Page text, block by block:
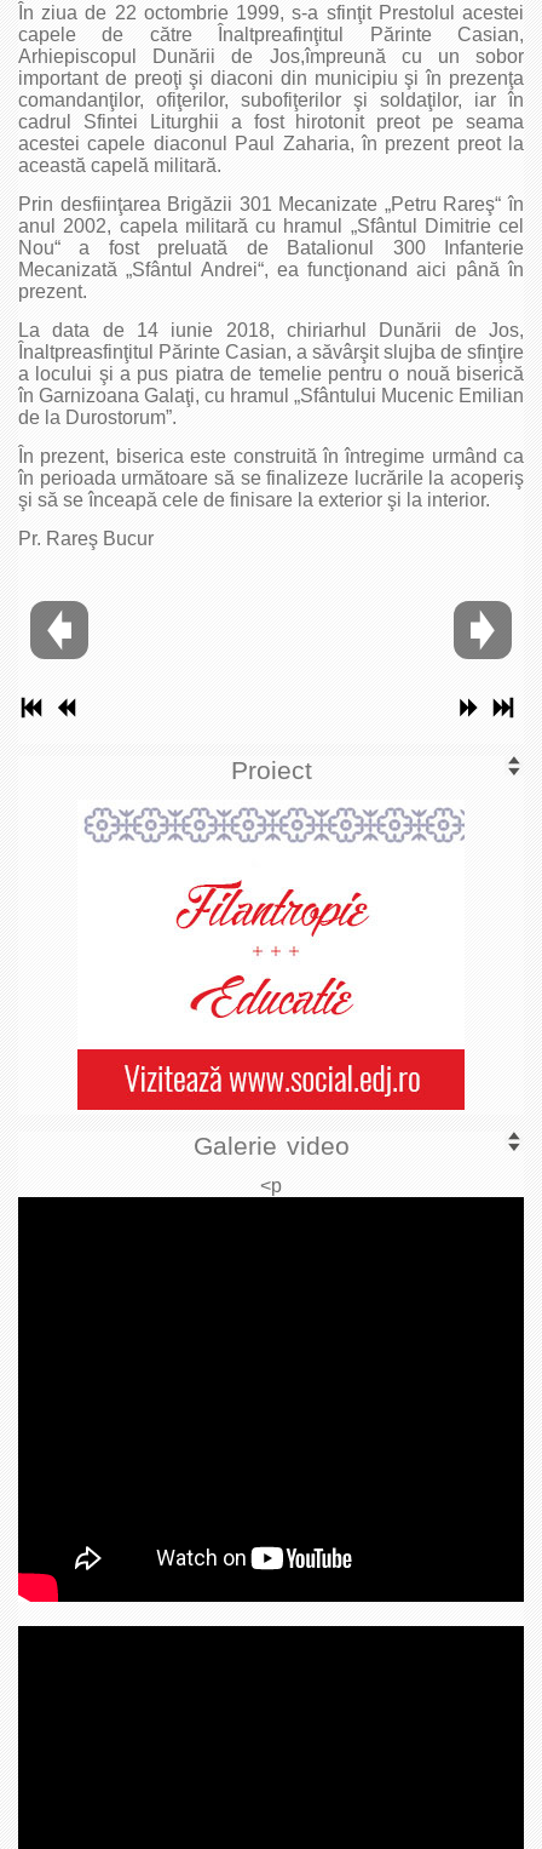
În ziua de 22 octombrie 1999, s-a sfinţit Prestolul acestei
capele de către Înaltpreafinţitul Părinte Casian,
Arhiepiscopul Dunării de Jos,împreună cu un sobor
important de preoţi şi diaconi din municipiu şi în prezenţa
comandanţilor, ofiţerilor, subofiţerilor şi soldaţilor, iar în
cadrul Sfintei Liturghii a fost hirotonit preot pe seama
acestei capele diaconul Paul Zaharia, în prezent preot la
această capelă militară.
Prin desfiinţarea Brigăzii 301 Mecanizate „Petru Rareş“ în
anul 2002, capela militară cu hramul „Sfântul Dimitrie cel
Nou“ a fost preluată de Batalionul 300 Infanterie
Mecanizată „Sfântul Andrei“, ea funcţionand aici până în
prezent.
La data de 14 iunie 2018, chiriarhul Dunării de Jos,
Înaltpreasfinţitul Părinte Casian, a săvârşit slujba de sfinţire
a locului şi a pus piatra de temelie pentru o nouă biserică
în Garnizoana Galaţi, cu hramul „Sfântului Mucenic Emilian
de la Durostorum”.
În prezent, biserica este construită în întregime urmând ca
în perioada următoare să se finalizeze lucrările la acoperiş
şi să se înceapă cele de finisare la exterior şi la interior.
Pr. Rareş Bucur
Proiect
Galerie video
<p